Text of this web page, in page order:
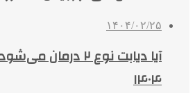
۱۴۰۴/۰۲/۲۵
آیا دیابت نوع ۲
۱۴۰۴